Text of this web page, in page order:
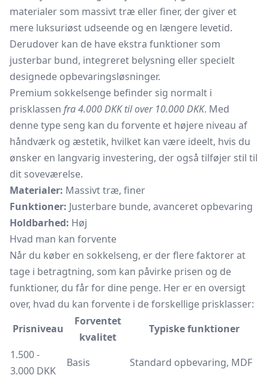
materialer som massivt træ eller finer, der giver et
mere luksuriøst udseende og en længere levetid.
Derudover kan de have ekstra funktioner som
justerbar bund, integreret belysning eller specielt
designede opbevaringsløsninger.
Premium sokkelsenge befinder sig normalt i
prisklassen fra 4.000 DKK til over 10.000 DKK. Med
denne type seng kan du forvente et højere niveau af
håndværk og æstetik, hvilket kan være ideelt, hvis du
ønsker en langvarig investering, der også tilføjer stil til
dit soveværelse.
Materialer: Massivt træ, finer
Funktioner: Justerbare bunde, avanceret opbevaring
Holdbarhed: Høj
Hvad man kan forvente
Når du køber en sokkelseng, er der flere faktorer at
tage i betragtning, som kan påvirke prisen og de
funktioner, du får for dine penge. Her er en oversigt
over, hvad du kan forvente i de forskellige prisklasser:
Prisniveau
Forventet
kvalitet
Typiske funktioner
1.500 -
3.000 DKK
Basis
Standard opbevaring, MDF